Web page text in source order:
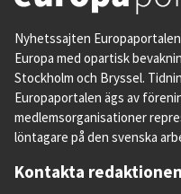
Nyhetssajten
Europa med opartisk
Stockholm och Bryssel.
Europaportalen ägs av
medlemsorganisationer
löntagare på den svenska
Kontakta redaktionen